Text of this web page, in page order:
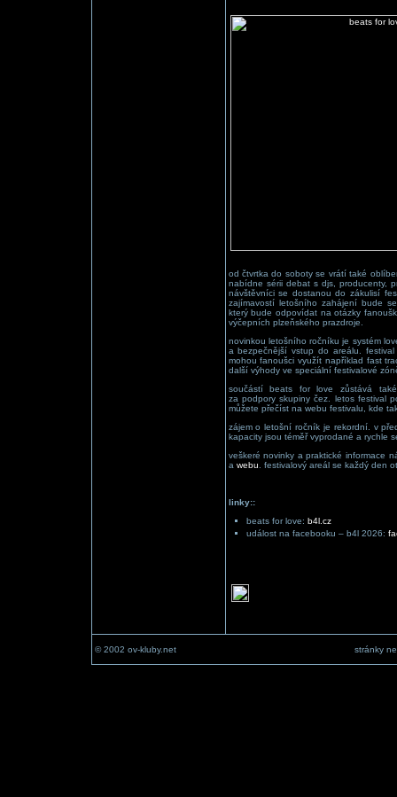
od čtvrtka do soboty se vrátí také
nabídne sérii debat s djs, producenty,
návštěvníci se dostanou do zákulisí
zajímavostí letošního zahájení bude
který bude odpovídat na otázky
výčepních plzeňského prazdroje.
novinkou letošního ročníku je systém
a bezpečnější vstup do areálu.
mohou fanoušci využít například fast
další výhody ve speciální festivalové
součástí beats for love zůstává
za podpory skupiny čez. letos festival
můžete přečíst na webu festivalu, kde
zájem o letošní ročník je rekordní. v
kapacity jsou téměř vyprodané a rychle
veškeré novinky a praktické informace
a webu . festivalový areál se každý den
linky::
beats for love: b4l.cz
událost na facebooku – b4l 2026:
© 2002 ov-kluby.net stránky